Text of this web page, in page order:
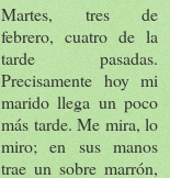
Martes, tres de
febrero, cuatro de la
tarde pasadas.
Precisamente hoy mi
marido llega un poco
más tarde. Me mira, lo
miro; en sus manos
trae un sobre marrón,